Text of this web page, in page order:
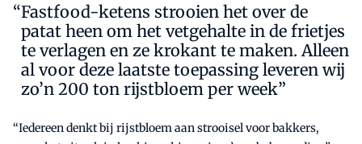
Fastfood-ketens strooien het over de
patat heen om het vetgehalte in de frietjes
te verlagen en ze krokant te maken. Alleen
al voor deze laatste toepassing leveren wij
zo’n 200 ton rijstbloem per week”
“Iedereen denkt bij rijstbloem aan strooisel voor bakkers,